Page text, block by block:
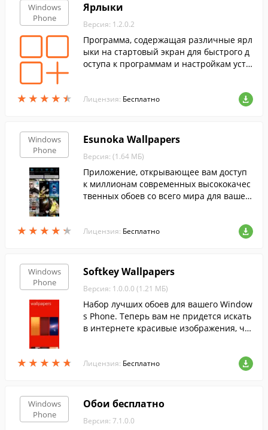
Windows
Phone
★ ★ ★ ★ ★
★ ★ ★ ★ ★
Ярлыки
Версия: 1.2.0.2
Программа, содержащая различные ярл
ыки на стартовый экран для быстрого д
оступа к программам и настройкам устр
Лицензия: Бесплатно
Windows
Phone
★ ★ ★ ★ ★
★ ★ ★ ★ ★
Esunoka Wallpapers
Версия: (1.64 МБ)
Приложение, открывающее вам доступ
к миллионам современных высококачес
твенных обоев со всего мира для вашег
Лицензия: Бесплатно
Windows
Phone
★ ★ ★ ★ ★
★ ★ ★ ★ ★
Softkey Wallpapers
Версия: 1.0.0.0 (1.21 МБ)
Набор лучших обоев для вашего Window
s Phone. Теперь вам не придется искать
в интернете красивые изображения, чт
Лицензия: Бесплатно
Windows
Phone
Обои бесплатно
Версия: 7.1.0.0